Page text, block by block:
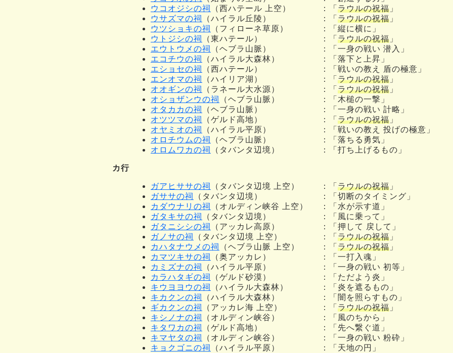
ウコオジシの祠
（西ハテール 上空） ：「 ラウルの祝福 」
ウサズマの祠
（ハイラル丘陵） ：「 ラウルの祝福 」
ウツショキの祠
（フィローネ草原）
：「縦に横に」
ウトジシの祠
（東ハテール） ：「 ラウルの祝福 」
エウトウメの祠
（ヘブラ山脈）
：「一身の戦い 潜入」
エコチウの祠
（ハイラル大森林）
：「落下と上昇」
エショセの祠
（西ハテール）
：「戦いの教え 盾の極意」
エンオマの祠
（ハイリア湖） ：「 ラウルの祝福 」
オオギンの祠
（ラネール大水源） ：「 ラウルの祝福 」
オショザンウの祠
（ヘブラ山脈）
：「木槌の一撃」
オタカカの祠
（ヘブラ山脈）
：「一身の戦い 計略」
オツツマの祠
（ゲルド高地） ：「 ラウルの祝福 」
オヤミオの祠
（ハイラル平原）
：「戦いの教え 投げの極意」
オロチウムの祠
（ヘブラ山脈）
：「落ちる勇気」
オロムワカの祠
（タバンタ辺境） ：「打ち上げるもの」
カ行
ガアヒササの祠 （タバンタ辺境 上空） ：「 ラウルの祝福 」
ガササの祠
（タバンタ辺境）
：「切断のタイミング」
カダウナリの祠
（オルディン峡谷 上空）
：「水が示す道」
ガタキサの祠
（タバンタ辺境）
：「風に乗って」
ガタニシシの祠
（アッカレ高原）
：「押して 戻して」
ガノサの祠
（タバンタ辺境 上空） ：「 ラウルの祝福 」
カハタナウメの祠
（ヘブラ山脈 上空） ：「 ラウルの祝福 」
カマツキサの祠
（奥アッカレ）
：「一打入魂」
カミズナの祠
（ハイラル平原）
：「一身の戦い 初等」
カラハタギの祠
（ゲルド砂漠）
：「ただよう炎」
キウヨヨウの祠
（ハイラル大森林）
：「炎を遮るもの」
キカクンの祠
（ハイラル大森林）
：「闇を照らすもの」
ギカクンの祠
（アッカレ海 上空） ：「 ラウルの祝福 」
キシノナの祠
（オルディン峡谷）
：「風のちから」
キタワカの祠
（ゲルド高地）
：「先へ繋ぐ道」
キマヤタの祠
（オルディン峡谷）
：「一身の戦い 粉砕」
キョクゴニの祠
（ハイラル平原）
：「天地の円」